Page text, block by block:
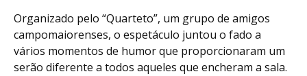
Organizado pelo “Quarteto”, um grupo de amigos
campomaiorenses, o espetáculo juntou o fado a
vários momentos de humor que proporcionaram um
serão diferente a todos aqueles que encheram a sala.